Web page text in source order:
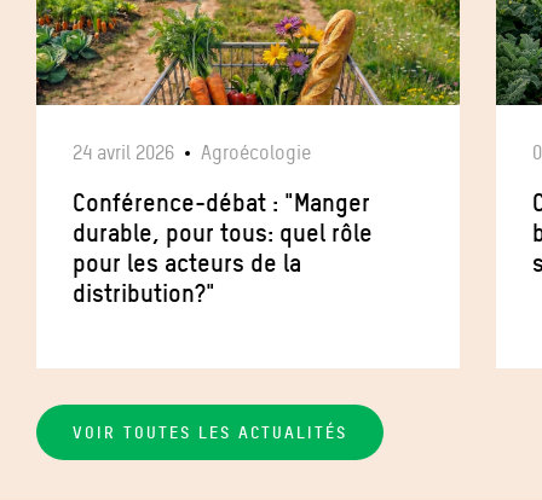
24 avril 2026 Agroécologie
Conférence-débat : "Manger
durable, pour tous: quel rôle
pour les acteurs de la
distribution?"
VOIR TOUTES LES ACTUALITÉS